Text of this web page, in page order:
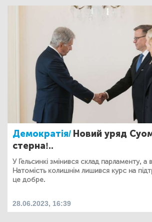
Демократія/ Новий уряд
стерна!..
У Гельсинкі змінився склад парламенту, а
Натомість колишнім лишився курс на
це добре.
28.06.2023, 16:39